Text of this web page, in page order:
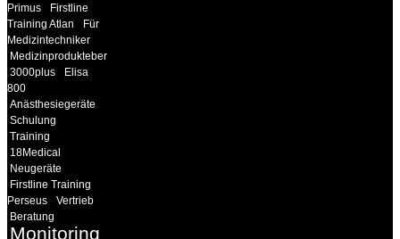
Primus
Firstline
Training Atlan
Für
Medizintechniker
Medizinprodukteberater
3000plus
Elisa
800
Anästhesiegeräte
Schulung
Training
18Medical
Neugeräte
Firstline Training
Perseus
Vertrieb
Beratung
Monitoring